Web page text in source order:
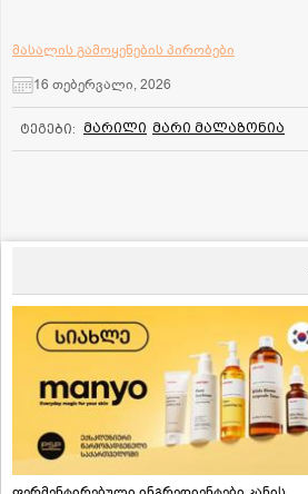
მასალის გამოყენების პირობები
16 თებერვალი, 2026
ტეგები: მარილი მარი მალაზონია